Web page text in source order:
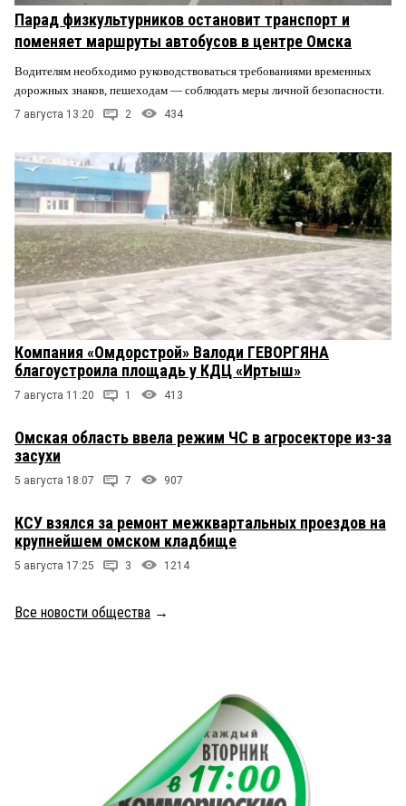
Парад физкультурников остановит транспорт и
поменяет маршруты автобусов в центре Омска
Водителям необходимо руководствоваться требованиями временных
дорожных знаков, пешеходам — соблюдать меры личной безопасности.
7 августа 13:20 2 434
Компания «Омдорстрой» Валоди ГЕВОРГЯНА
благоустроила площадь у КДЦ «Иртыш»
7 августа 11:20 1 413
Омская область ввела режим ЧС в агросекторе из-за
засухи
5 августа 18:07 7 907
КСУ взялся за ремонт межквартальных проездов на
крупнейшем омском кладбище
5 августа 17:25 3 1214
Все новости общества →